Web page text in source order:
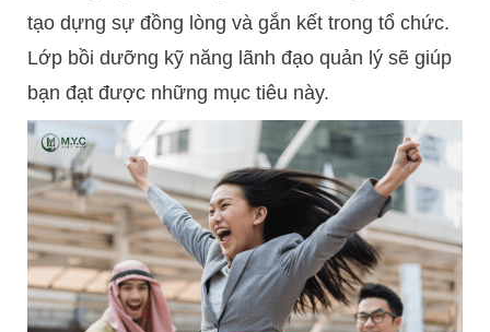
tạo dựng sự đồng lòng và gắn kết trong tổ chức.
Lớp bồi dưỡng kỹ năng lãnh đạo quản lý sẽ giúp
bạn đạt được những mục tiêu này.